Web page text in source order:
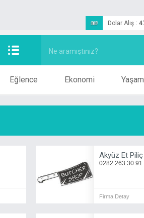
Dolar Alış :
Eğlence Ekonomi Yaşam
Akyüz Et Piliç
0282 263 30 91
Firma Detay